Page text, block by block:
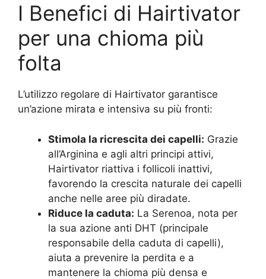
I Benefici di Hairtivator
per una chioma più
folta
L’utilizzo regolare di Hairtivator garantisce
un’azione mirata e intensiva su più fronti:
Stimola la ricrescita dei capelli: Grazie
all’Arginina e agli altri principi attivi,
Hairtivator riattiva i follicoli inattivi,
favorendo la crescita naturale dei capelli
anche nelle aree più diradate.
Riduce la caduta: La Serenoa, nota per
la sua azione anti DHT (principale
responsabile della caduta di capelli),
aiuta a prevenire la perdita e a
mantenere la chioma più densa e